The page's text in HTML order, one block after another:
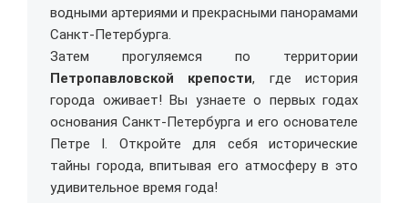
водными артериями и прекрасными панорамами
Санкт-Петербурга.
Затем прогуляемся по территории
Петропавловской крепости, где история
города оживает! Вы узнаете о первых годах
основания Санкт-Петербурга и его основателе
Петре I. Откройте для себя исторические
тайны города, впитывая его атмосферу в это
удивительное время года!